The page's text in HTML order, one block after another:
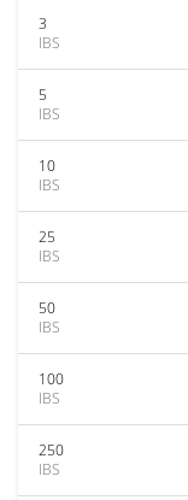
3
IBS
5
IBS
10
IBS
25
IBS
50
IBS
100
IBS
250
IBS